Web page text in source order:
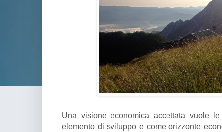
Una visione economica accettata vuole
elemento di sviluppo e come orizzonte